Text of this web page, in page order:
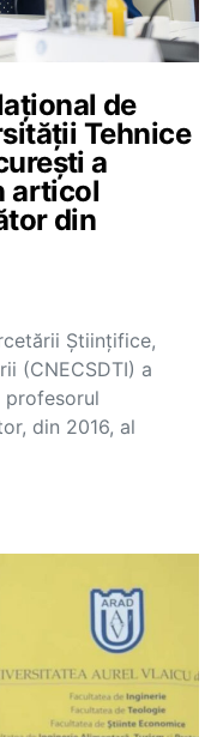
de
Tehnice
a
articol
din
Ştiinţifice,
(CNECSDTI) a
profesorul
din 2016, al